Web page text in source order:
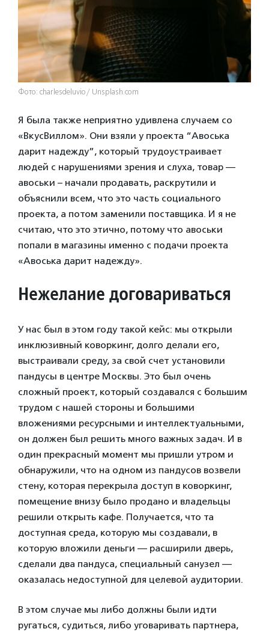
Фото: charlesdeluvio/ Unsplash.com
Я была также неприятно удивлена случаем со
«ВкусВиллом». Они взяли у проекта “Авоська
дарит надежду”, который трудоустраивает
людей с нарушениями зрения и слуха, товар —
авоськи – начали продавать, раскрутили и
объяснили всем, что это часть социального
проекта, а потом заменили поставщика. И я не
считаю, что это этично, потому что авоськи
попали в магазины именно с подачи проекта
«Авоська дарит надежду».
Нежелание договариваться
У нас был в этом году такой кейс: мы открыли
инклюзивный коворкинг, долго делали его,
выстраивали среду, за свой счет установили
пандусы в центре Москвы. Это был очень
сложный проект, который создавался с большим
трудом с нашей стороны и большими
вложениями ресурсными и интеллектуальными,
он должен был решить много важных задач. И в
один прекрасный момент мы пришли утром и
обнаружили, что на одном из пандусов возвели
стену, которая перекрыла доступ в коворкинг,
помещение внизу было продано и владельцы
решили открыть кафе. Получается, что та
доступная среда, которую мы создавали, в
которую вложили деньги — расширили дверь,
сделали два пандуса, специальный санузел —
оказалась недоступной для целевой аудитории.
В этом случае мы либо должны были идти
ругаться, судиться, либо уговаривать партнера,